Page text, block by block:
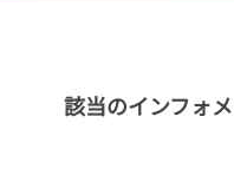
水面特性
Mooovi浜名湖
該当のインフォ